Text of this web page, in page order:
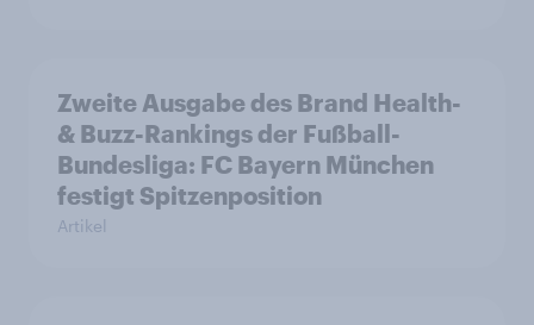
Zweite Ausgabe des Brand Health-
& Buzz-Rankings der Fußball-
Bundesliga: FC Bayern München
festigt Spitzenposition
Artikel